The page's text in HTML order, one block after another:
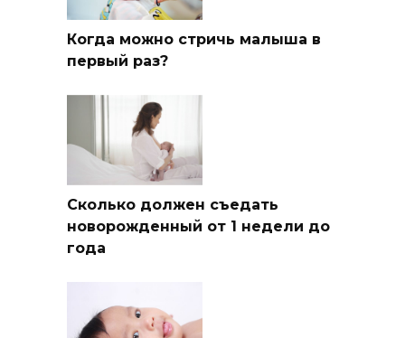
Когда можно стричь малыша в
первый раз?
Сколько должен съедать
новорожденный от 1 недели до
года